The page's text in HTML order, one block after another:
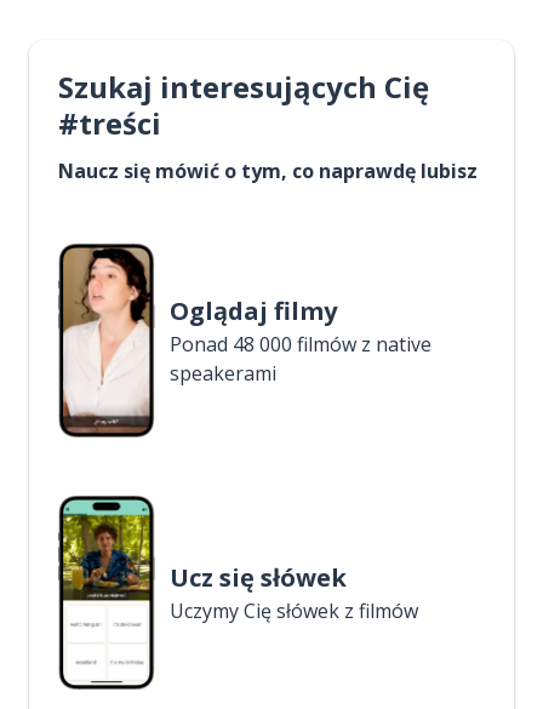
Szukaj interesujących Cię
#treści
Naucz się mówić o tym, co naprawdę lubisz
Oglądaj filmy
Ponad 48 000 filmów z native
speakerami
Ucz się słówek
Uczymy Cię słówek z filmów